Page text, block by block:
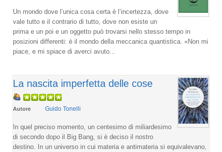
Un mondo dove l’unica cosa certa è l’incertezza, dove
vale tutto e il contrario di tutto, dove non esiste un
prima e un poi e un oggetto può trovarsi nello stesso tempo in
posizioni differenti: è il mondo della meccanica quantistica. «Non mi
piace, e mi spiace di averci avuto...
La nascita imperfetta delle cose
Autore Guido Tonelli
In quel preciso momento, un centesimo di miliardesimo
di secondo dopo il Big Bang, si è deciso il nostro
destino. In un universo in cui materia e antimateria si equivalevano,